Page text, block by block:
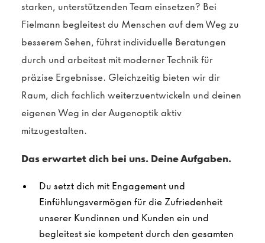
starken, unterstützenden Team einsetzen? Bei
Fielmann begleitest du Menschen auf dem Weg zu
besserem Sehen, führst individuelle Beratungen
durch und arbeitest mit moderner Technik für
präzise Ergebnisse. Gleichzeitig bieten wir dir
Raum, dich fachlich weiterzuentwickeln und deinen
eigenen Weg in der Augenoptik aktiv
mitzugestalten.
Das erwartet dich bei uns. Deine Aufgaben.
Du setzt dich mit Engagement und
Einfühlungsvermögen für die Zufriedenheit
unserer Kundinnen und Kunden ein und
begleitest sie kompetent durch den gesamten